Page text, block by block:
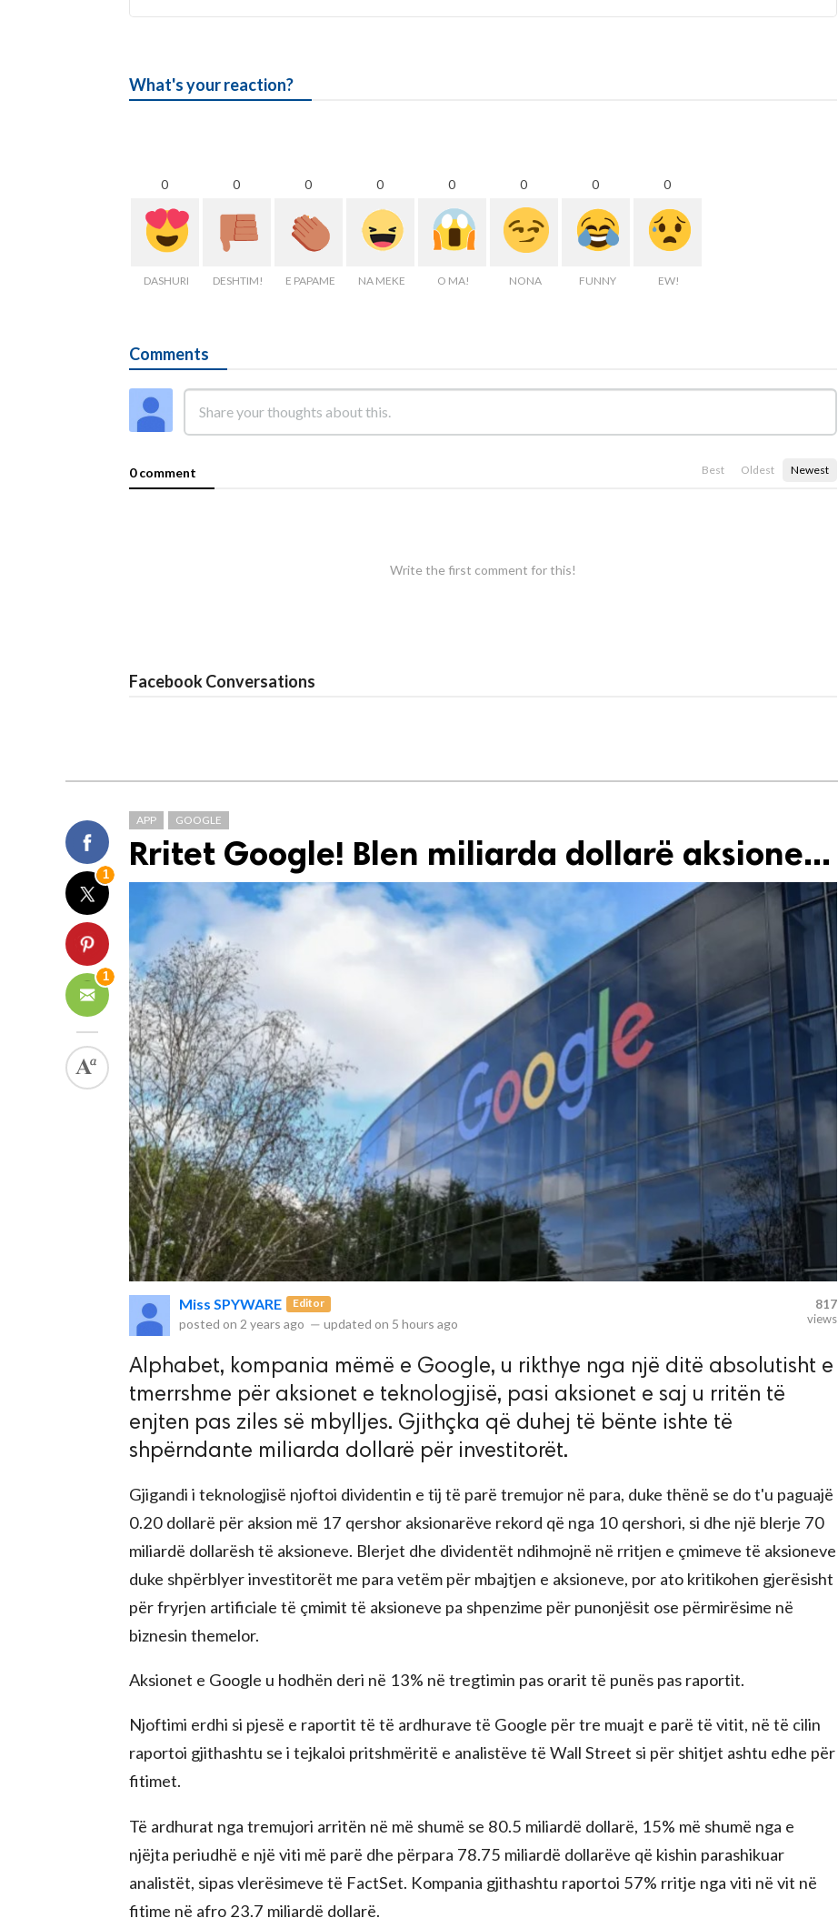
What's your reaction?
0
DASHURI
0
DESHTIM!
0
E PAPAME
0
NA MEKE
0
O MA!
0
NONA
0
FUNNY
0
EW!
Comments
0 comment Best Oldest Newest
Write the first comment for this!
Facebook Conversations
1
1
APP GOOGLE
Rritet Google! Blen miliarda dollarë aksione...
Miss SPYWARE Editor
posted on 2 years ago — updated on 5 hours ago
817
views
Alphabet, kompania mëmë e Google, u rikthye nga një ditë absolutisht e
tmerrshme për aksionet e teknologjisë, pasi aksionet e saj u rritën të
enjten pas ziles së mbylljes. Gjithçka që duhej të bënte ishte të
shpërndante miliarda dollarë për investitorët.
Gjigandi i teknologjisë njoftoi dividentin e tij të parë tremujor në para, duke thënë se do t'u paguajë
0.20 dollarë për aksion më 17 qershor aksionarëve rekord që nga 10 qershori, si dhe një blerje 70
miliardë dollarësh të aksioneve. Blerjet dhe dividentët ndihmojnë në rritjen e çmimeve të aksioneve
duke shpërblyer investitorët me para vetëm për mbajtjen e aksioneve, por ato kritikohen gjerësisht
për fryrjen artificiale të çmimit të aksioneve pa shpenzime për punonjësit ose përmirësime në
biznesin themelor.
Aksionet e Google u hodhën deri në 13% në tregtimin pas orarit të punës pas raportit.
Njoftimi erdhi si pjesë e raportit të të ardhurave të Google për tre muajt e parë të vitit, në të cilin
raportoi gjithashtu se i tejkaloi pritshmëritë e analistëve të Wall Street si për shitjet ashtu edhe për
fitimet.
Të ardhurat nga tremujori arritën në më shumë se 80.5 miliardë dollarë, 15% më shumë nga e
njëjta periudhë e një viti më parë dhe përpara 78.75 miliardë dollarëve që kishin parashikuar
analistët, sipas vlerësimeve të FactSet. Kompania gjithashtu raportoi 57% rritje nga viti në vit në
fitime në afro 23.7 miliardë dollarë.